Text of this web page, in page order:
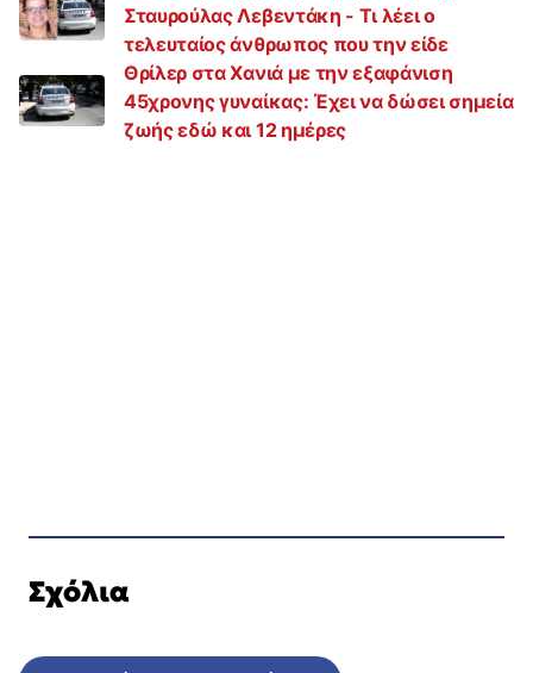
Σταυρούλας Λεβεντάκη - Tι λέει ο
τελευταίος άνθρωπος που την είδε
Θρίλερ στα Χανιά με την εξαφάνιση
45χρονης γυναίκας: Έχει να δώσει σημεία
ζωής εδώ και 12 ημέρες
Σχόλια